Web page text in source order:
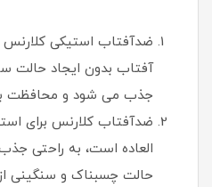
ضدآفتاب استیکی
آفتاب بدون ایجاد حالت
جذب می شود و محافظت
ضدآفتاب کلارنس برای
العاده است، به راحتی
حالت چسبناک و سنگینی